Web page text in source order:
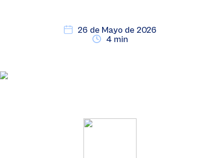
26 de Mayo de 2026
4 min